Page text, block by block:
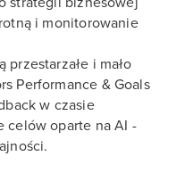
i monitorowanie
i mało
Performance & Goals
w czasie
celów oparte na AI -